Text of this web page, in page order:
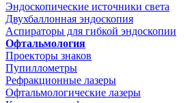
Эндоскопические источники света
Двухбаллонная эндоскопия
Аспираторы для гибкой эндоскопии
Офтальмология
Проекторы знаков
Пупиллометры
Рефракционные лазеры
Офтальмологические лазеры